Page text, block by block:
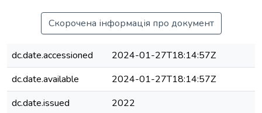
Скорочена інформація про документ
dc.date.accessioned
2024-01-27T18:14:57Z
dc.date.available
2024-01-27T18:14:57Z
dc.date.issued
2022